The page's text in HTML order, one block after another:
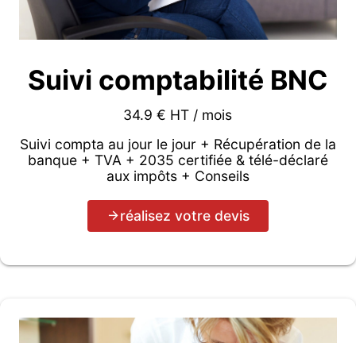
Suivi comptabilité BNC
34.9 € HT / mois
Suivi compta au jour le jour + Récupération de la
banque + TVA + 2035 certifiée & télé-déclaré
aux impôts + Conseils
réalisez votre devis